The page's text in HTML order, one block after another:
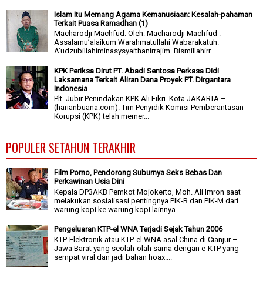
Islam Itu Memang Agama Kemanusiaan: Kesalah-pahaman
Terkait Puasa Ramadhan (1)
Macharodji Machfud. Oleh: Macharodji Machfud .
Assalamu’alaikum Warahmatullahi Wabarakatuh.
A’udzubillahiminasysyaithanirrajim. Bismillahirr...
KPK Periksa Dirut PT. Abadi Sentosa Perkasa Didi
Laksamana Terkait Aliran Dana Proyek PT. Dirgantara
Indonesia
Plt. Jubir Penindakan KPK Ali Fikri. Kota JAKARTA –
(harianbuana.com). Tim Penyidik Komisi Pemberantasan
Korupsi (KPK) telah memer...
POPULER SETAHUN TERAKHIR
Film Porno, Pendorong Suburnya Seks Bebas Dan
Perkawinan Usia Dini
Kepala DP3AKB Pemkot Mojokerto, Moh. Ali Imron saat
melakukan sosialisasi pentingnya PIK-R dan PIK-M dari
warung kopi ke warung kopi lainnya...
Pengeluaran KTP-el WNA Terjadi Sejak Tahun 2006
KTP-Elektronik atau KTP-el WNA asal China di Cianjur –
Jawa Barat yang seolah-olah sama dengan e-KTP yang
sempat viral dan jadi bahan hoax....